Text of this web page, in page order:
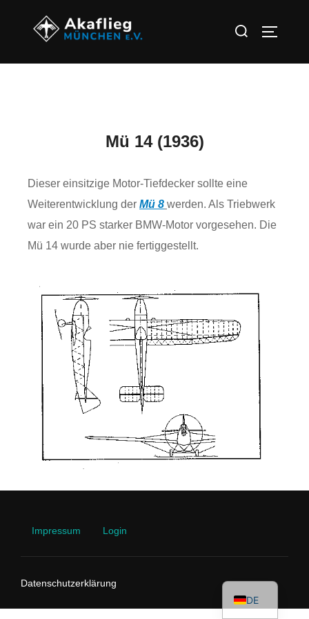
Mü 14 (1936)
Dieser einsitzige Motor-Tiefdecker sollte eine
Weiterentwicklung der Mü 8 werden. Als Triebwerk
war ein 20 PS starker BMW-Motor vorgesehen. Die
Mü 14 wurde aber nie fertiggestellt.
Impressum Login
Datenschutzerklärung
DE